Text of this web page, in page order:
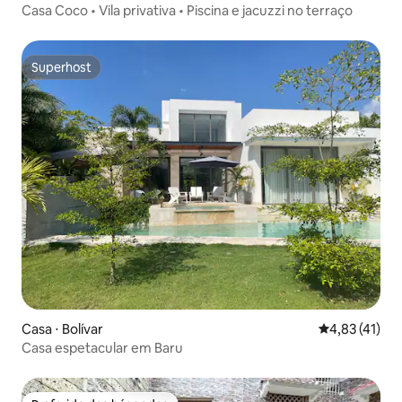
Casa Coco • Vila privativa • Piscina e jacuzzi no terraço
Superhost
Superhost
Casa ⋅ Bolívar 4,83 de uma
4,83 (41)
Casa espetacular em Baru